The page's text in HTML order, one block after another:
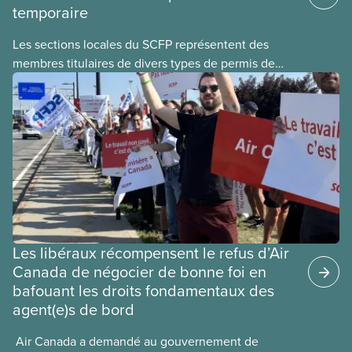
temporaire
Les sections locales du SCFP représentent des
membres titulaires de divers types de permis de
travail temporaires, incluant les permis pour
travailleuses et travailleurs étrangers temporaires,
les permis d’études et les permis de
travail postdiplôme.
Les libéraux récompensent le refus d’Air
Canada de négocier de bonne foi en
bafouant les droits fondamentaux des
agent(e)s de bord
​ Air Canada a demandé au gouvernement de